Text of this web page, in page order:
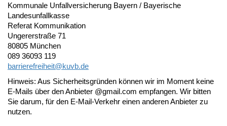
Kommunale Unfallversicherung Bayern / Bayerische
Landesunfallkasse
Referat Kommunikation
Ungererstraße 71
80805 München
089 36093 119
barrierefreiheit@kuvb.de
Hinweis: Aus Sicherheitsgründen können wir im Moment keine
E-Mails über den Anbieter @gmail.com empfangen. Wir bitten
Sie darum, für den E-Mail-Verkehr einen anderen Anbieter zu
nutzen.